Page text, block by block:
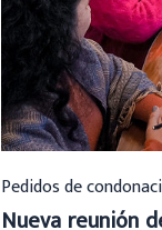
Pedidos de
Nueva reunión